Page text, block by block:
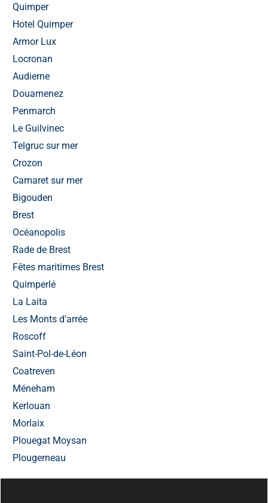
Quimper
Hotel Quimper
Armor Lux
Locronan
Audierne
Douarnenez
Penmarch
Le Guilvinec
Telgruc sur mer
Crozon
Camaret sur mer
Bigouden
Brest
Océanopolis
Rade de Brest
Fêtes maritimes Brest
Quimperlé
La Laita
Les Monts d’arrée
Roscoff
Saint-Pol-de-Léon
Coatreven
Méneham
Kerlouan
Morlaix
Plouegat Moysan
Plougerneau